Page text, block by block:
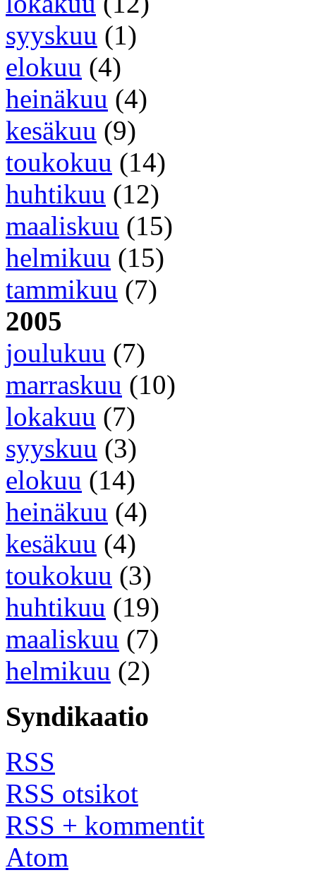
syyskuu (1)
elokuu (4)
heinäkuu (4)
kesäkuu (9)
toukokuu (14)
huhtikuu (12)
maaliskuu (15)
helmikuu (15)
tammikuu (7)
2005
joulukuu (7)
marraskuu (10)
lokakuu (7)
syyskuu (3)
elokuu (14)
heinäkuu (4)
kesäkuu (4)
toukokuu (3)
huhtikuu (19)
maaliskuu (7)
helmikuu (2)
Syndikaatio
RSS
RSS otsikot
RSS + kommentit
Atom